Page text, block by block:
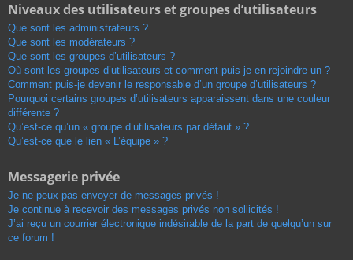
Niveaux des utilisateurs et groupes d’utilisateurs
Que sont les administrateurs ?
Que sont les modérateurs ?
Que sont les groupes d’utilisateurs ?
Où sont les groupes d’utilisateurs et comment puis-je en rejoindre un ?
Comment puis-je devenir le responsable d’un groupe d’utilisateurs ?
Pourquoi certains groupes d’utilisateurs apparaissent dans une couleur
différente ?
Qu’est-ce qu’un « groupe d’utilisateurs par défaut » ?
Qu’est-ce que le lien « L’équipe » ?
Messagerie privée
Je ne peux pas envoyer de messages privés !
Je continue à recevoir des messages privés non sollicités !
J’ai reçu un courrier électronique indésirable de la part de quelqu’un sur
ce forum !